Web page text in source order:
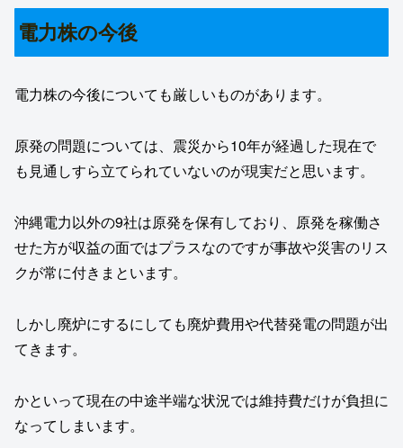
電力株の今後
電力株の今後についても厳しいものがあります。
原発の問題については、震災から10年が経過した現在で
も見通しすら立てられていないのが現実だと思います。
沖縄電力以外の9社は原発を保有しており、原発を稼働さ
せた方が収益の面ではプラスなのですが事故や災害のリス
クが常に付きまといます。
しかし廃炉にするにしても廃炉費用や代替発電の問題が出
てきます。
かといって現在の中途半端な状況では維持費だけが負担に
なってしまいます。